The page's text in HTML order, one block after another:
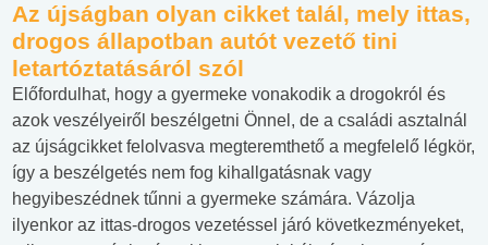
Az újságban olyan cikket talál, mely ittas,
drogos állapotban autót vezető tini
letartóztatásáról szól
Előfordulhat, hogy a gyermeke vonakodik a drogokról és
azok veszélyeiről beszélgetni Önnel, de a családi asztalnál
az újságcikket felolvasva megteremthető a megfelelő légkör,
így a beszélgetés nem fog kihallgatásnak vagy
hegyibeszédnek tűnni a gyermeke számára. Vázolja
ilyenkor az ittas-drogos vezetéssel járó következményeket,